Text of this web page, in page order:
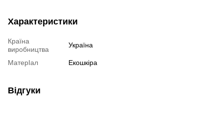
Характеристики
Країна
виробництва
Україна
МатерІал Екошкіра
Відгуки